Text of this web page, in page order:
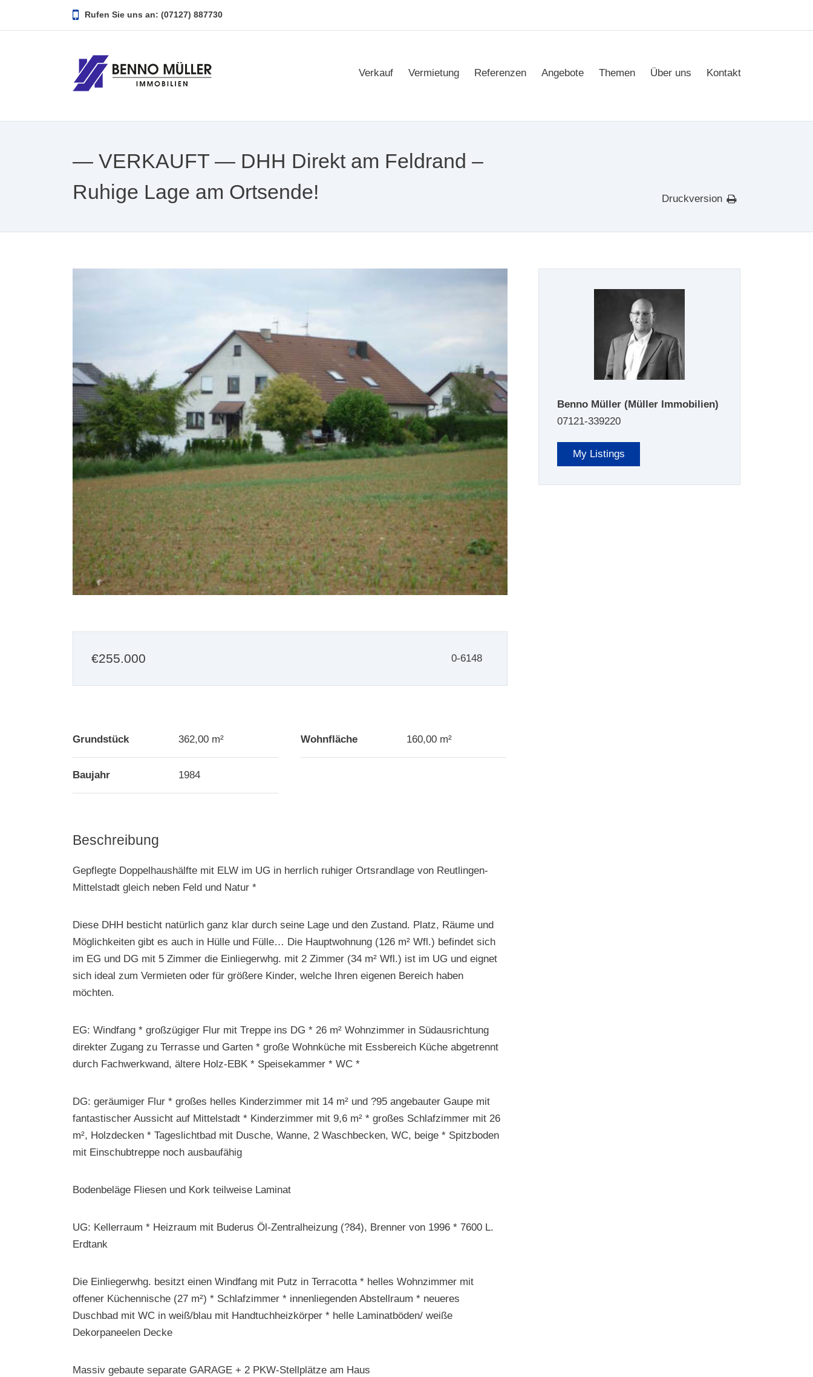
Rufen Sie uns an: (07127) 887730
Verkauf Vermietung Referenzen Angebote Themen Über uns Kontakt
— VERKAUFT — DHH Direkt am Feldrand –
Ruhige Lage am Ortsende!
Druckversion
€255.000 0-6148
Grundstück 362,00 m² Wohnfläche 160,00 m²
Baujahr 1984
Beschreibung
Gepflegte Doppelhaushälfte mit ELW im UG in herrlich ruhiger Ortsrandlage von Reutlingen-
Mittelstadt gleich neben Feld und Natur *
Diese DHH besticht natürlich ganz klar durch seine Lage und den Zustand. Platz, Räume und
Möglichkeiten gibt es auch in Hülle und Fülle… Die Hauptwohnung (126 m² Wfl.) befindet sich
im EG und DG mit 5 Zimmer die Einliegerwhg. mit 2 Zimmer (34 m² Wfl.) ist im UG und eignet
sich ideal zum Vermieten oder für größere Kinder, welche Ihren eigenen Bereich haben
möchten.
EG: Windfang * großzügiger Flur mit Treppe ins DG * 26 m² Wohnzimmer in Südausrichtung
direkter Zugang zu Terrasse und Garten * große Wohnküche mit Essbereich Küche abgetrennt
durch Fachwerkwand, ältere Holz-EBK * Speisekammer * WC *
DG: geräumiger Flur * großes helles Kinderzimmer mit 14 m² und ?95 angebauter Gaupe mit
fantastischer Aussicht auf Mittelstadt * Kinderzimmer mit 9,6 m² * großes Schlafzimmer mit 26
m², Holzdecken * Tageslichtbad mit Dusche, Wanne, 2 Waschbecken, WC, beige * Spitzboden
mit Einschubtreppe noch ausbaufähig
Bodenbeläge Fliesen und Kork teilweise Laminat
UG: Kellerraum * Heizraum mit Buderus Öl-Zentralheizung (?84), Brenner von 1996 * 7600 L.
Erdtank
Die Einliegerwhg. besitzt einen Windfang mit Putz in Terracotta * helles Wohnzimmer mit
offener Küchennische (27 m²) * Schlafzimmer * innenliegenden Abstellraum * neueres
Duschbad mit WC in weiß/blau mit Handtuchheizkörper * helle Laminatböden/ weiße
Dekorpaneelen Decke
Massiv gebaute separate GARAGE + 2 PKW-Stellplätze am Haus
Benno Müller(Müller Immobilien)
07121-339220
My Listings